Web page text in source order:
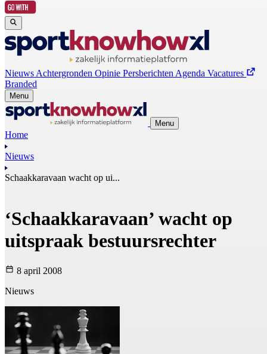
Nieuws Achtergronden Opinie Persberichten Agenda Vacatures
Branded
Menu
Menu
Home
Nieuws
Schaakkaravaan wacht op ui...
‘Schaakkaravaan’ wacht op
uitspraak bestuursrechter
8 april 2008
Nieuws